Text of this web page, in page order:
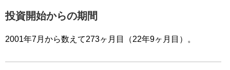
投資開始からの期間
2001年7月から数えて273ヶ月目（22年9ヶ月目）。